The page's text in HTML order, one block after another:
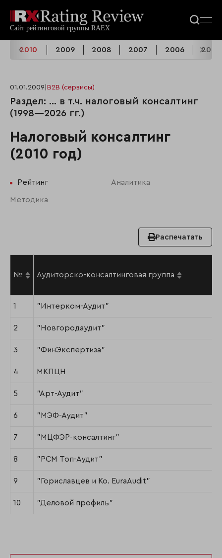
2010 2009 2008 2007 2006 2005
01.01.2009 B2B (сервисы)
Раздел: ... в т.ч. налоговый консалтинг
(1998—2026 гг.)
Налоговый консалтинг
(2010 год)
Рейтинг Аналитика
Методика
Распечатать
№ Аудиторско-консалтинговая группа
1 "Интерком-Аудит"
2 "Новгородаудит"
3 "ФинЭкспертиза"
4 МКПЦН
5 "Арт-Аудит"
6 "МЭФ-Аудит"
7 "МЦФЭР-консалтинг"
8 "РСМ Топ-Аудит"
9 "Гориславцев и Ко. EuraAudit"
10 "Деловой профиль"